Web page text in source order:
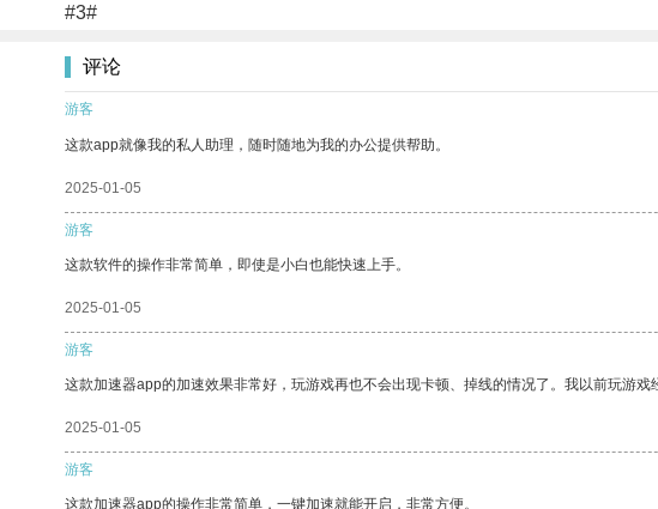
#3#
评论
游客
这款app就像我的私人助理，随时随地为我的办公提供帮助。
2025-01-05
游客
这款软件的操作非常简单，即使是小白也能快速上手。
2025-01-05
游客
这款加速器app的加速效果非常好，玩游戏再也不会出现卡顿、掉线的情况了。我以前玩游戏
2025-01-05
游客
这款加速器app的操作非常简单，一键加速就能开启，非常方便。